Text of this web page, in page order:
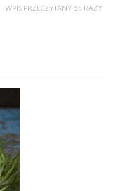
WPIS PRZECZYTANY 65 RAZY